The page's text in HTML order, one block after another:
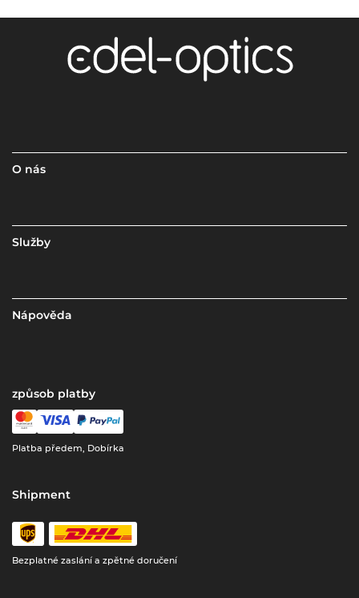
O nás
Služby
Nápověda
způsob platby
Platba předem, Dobírka
Shipment
Bezplatné zaslání a zpětné doručení